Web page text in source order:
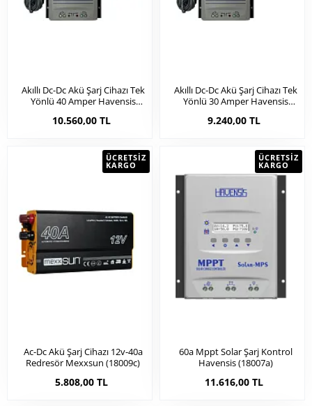
Akıllı Dc-Dc Akü Şarj Cihazı Tek
Yönlü 40 Amper Havensis
10.560,00 TL
Akıllı Dc-Dc Akü Şarj Cihazı Tek
Yönlü 30 Amper Havensis
9.240,00 TL
ÜCRETSIZ
KARGO
Ac-Dc Akü Şarj Cihazı 12v-40a
Redresör Mexxsun (18009c)
5.808,00 TL
ÜCRETSIZ
KARGO
60a Mppt Solar Şarj Kontrol
Havensis (18007a)
11.616,00 TL